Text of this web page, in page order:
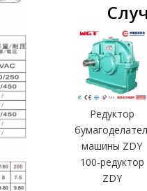
с обмоткой
из медной
Редуктор
машины ZDY
100-редуктор
ZDY